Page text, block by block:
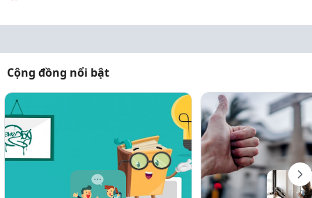
Cộng đồng nổi bật